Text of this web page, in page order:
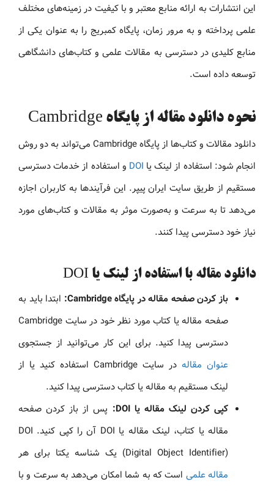
این انتشارات به ارائه منابع معتبر و با کیفیت در زمینه‌های مختلف
علمی پرداخته و به مرور زمان، پایگاه کمبریج را به عنوان یکی از
منابع کلیدی در دسترسی به مقالات علمی و کتاب‌های دانشگاهی
توسعه داده است.
نحوه دانلود مقاله از پایگاه Cambridge
دانلود مقالات و کتاب‌ها از پایگاه Cambridge می‌تواند به دو روش
انجام شود: استفاده از لینک یا DOI و استفاده از خدمات دسترسی
مستقیم از طریق سایت ایران پیپر. این فرآیندها به کاربران اجازه
می‌دهد تا به سرعت و به‌صورت موثر به مقالات و کتاب‌های مورد
نیاز خود دسترسی پیدا کنند.
دانلود مقاله با استفاده از لینک یا DOI
باز کردن صفحه مقاله در پایگاه Cambridge:
ابتدا باید به
صفحه مقاله یا کتاب مورد نظر خود در سایت Cambridge
دسترسی پیدا کنید. برای این کار می‌توانید از جستجوی
عنوان مقاله
در سایت Cambridge استفاده کنید یا از
لینک مستقیم به مقاله یا کتاب دسترسی پیدا کنید.
کپی کردن لینک مقاله یا DOI:
پس از باز کردن صفحه
مقاله یا کتاب، لینک مقاله یا DOI آن را کپی کنید. DOI
(Digital Object Identifier) یک شناسه یکتا برای هر
مقاله علمی است که به شما امکان می‌دهد به سرعت و با